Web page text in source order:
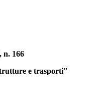
n. 166
e trasporti"